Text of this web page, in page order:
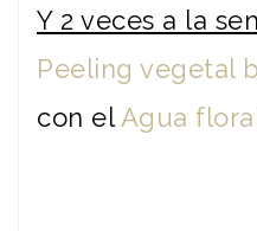
Y 2 veces a la
Peeling vegetal
con el Agua